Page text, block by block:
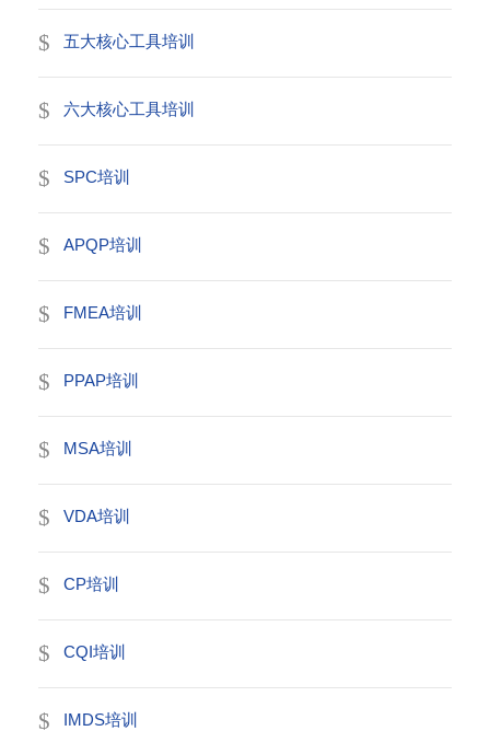
五大核心工具培训
六大核心工具培训
SPC培训
APQP培训
FMEA培训
PPAP培训
MSA培训
VDA培训
CP培训
CQI培训
IMDS培训